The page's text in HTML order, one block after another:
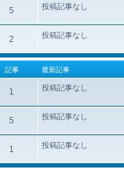
5 投稿記事なし
2 投稿記事なし
記事 最新記事
1 投稿記事なし
5 投稿記事なし
1 投稿記事なし